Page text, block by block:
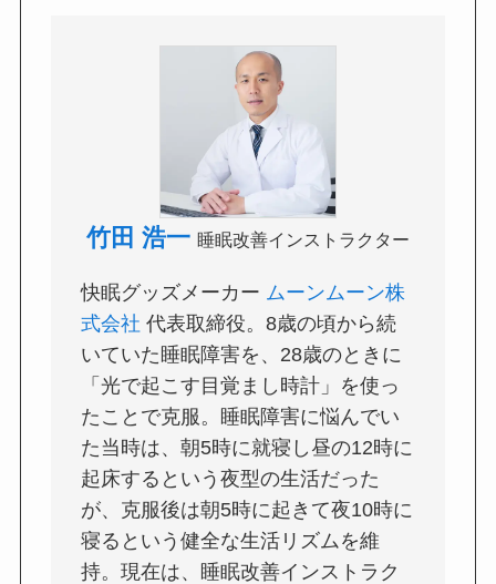
竹田 浩一 睡眠改善インストラクター
快眠グッズメーカー ムーンムーン株
式会社 代表取締役。8歳の頃から続
いていた睡眠障害を、28歳のときに
「光で起こす目覚まし時計」を使っ
たことで克服。睡眠障害に悩んでい
た当時は、朝5時に就寝し昼の12時に
起床するという夜型の生活だった
が、克服後は朝5時に起きて夜10時に
寝るという健全な生活リズムを維
持。現在は、睡眠改善インストラク